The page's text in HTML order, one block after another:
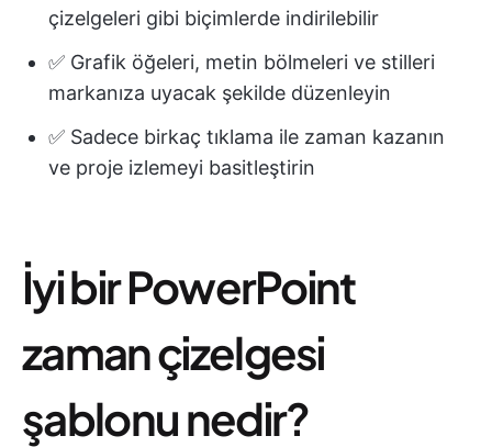
çizelgeleri gibi biçimlerde indirilebilir
✅ Grafik öğeleri, metin bölmeleri ve stilleri
markanıza uyacak şekilde düzenleyin
✅ Sadece birkaç tıklama ile zaman kazanın
ve proje izlemeyi basitleştirin
İyi bir PowerPoint
zaman çizelgesi
şablonu nedir?